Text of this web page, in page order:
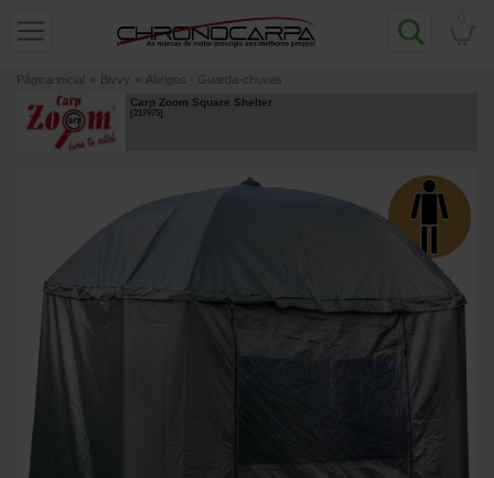
Página inicial » Bivvy » Abrigos - Guarda-chuvas
Carp Zoom Square Shelter
[217975]